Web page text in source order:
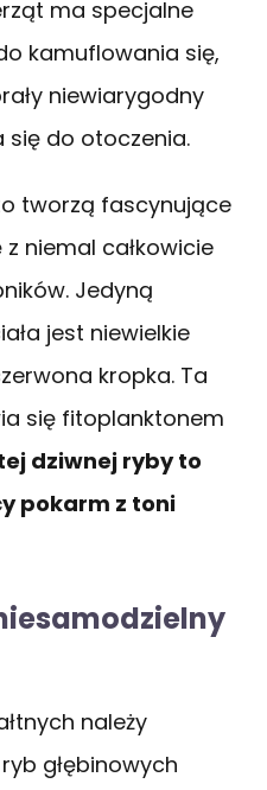
ma specjalne
kamuflowania się,
niewiarygodny
do otoczenia.
tworzą fascynujące
z niemal całkowicie
Jedyną
jest niewielkie
kropka. Ta
się fitoplanktonem
tej dziwnej ryby to
pokarm z toni
należy
głębinowych